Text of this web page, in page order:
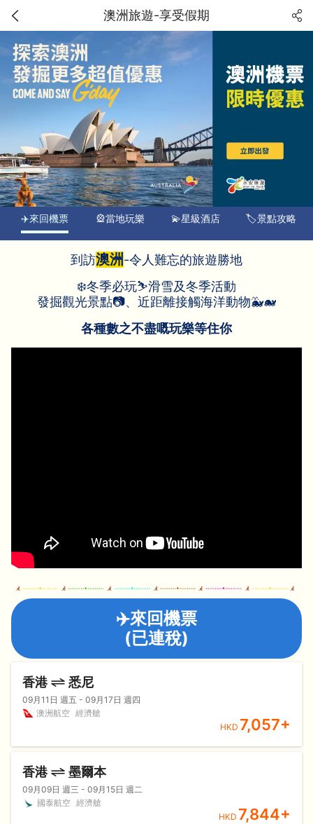
澳洲旅遊-享受假期
✈️來回機票 🎡當地玩樂 💫星級酒店 🏷️景點攻略
到訪澳洲-令人難忘的旅遊勝地
❄️冬季必玩⛷️滑雪及冬季活動
發掘觀光景點📷、近距離接觸海洋動物🐳🐋
各種數之不盡嘅玩樂等住你
✈️來回機票
(已連稅)
香港 悉尼
09月11日 週五 - 09月17日 週四
澳洲航空 經濟艙
HKD 7,057+
香港 墨爾本
09月09日 週三 - 09月15日 週二
國泰航空 經濟艙
HKD 7,844+